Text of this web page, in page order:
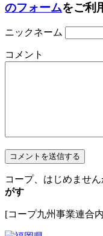
のフォームをご利
ニックネーム
コメント
コープ、はじめません
がす
[コープ九州事業連合